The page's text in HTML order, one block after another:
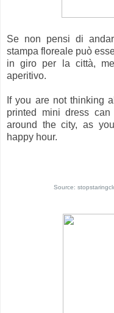
Se non pensi di
stampa floreale può
in giro per la città,
aperitivo.
If you are not thinking
printed mini dress
around the city, as
happy hour.
Source: